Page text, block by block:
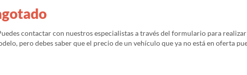
contactar con nuestros especialistas a través del formulario para
pero debes saber que el precio de un vehículo que ya no está en oferta